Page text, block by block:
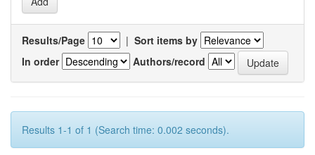
Results/Page | Sort items by
In order
Authors/record
Results 1-1 of 1 (Search time: 0.002 seconds).